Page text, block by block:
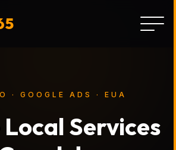
· GOOGLE ADS · EUA
Services